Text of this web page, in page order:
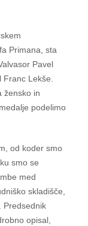
Primana, sta
Pavel
Lekše.
žensko in
podelimo
od koder smo
smo se
med
skladišče,
Predsednik
opisal,